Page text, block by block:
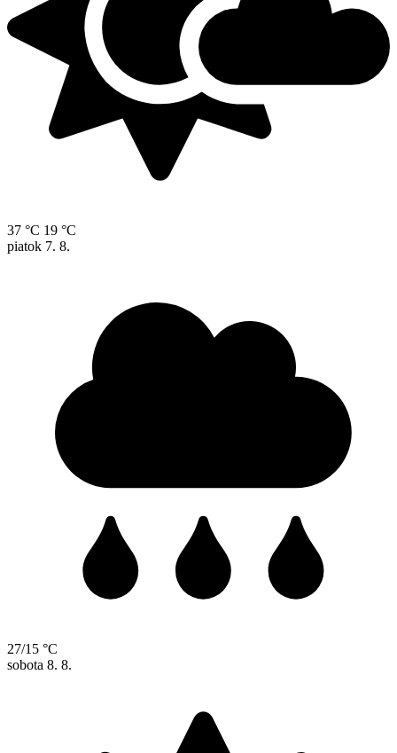
37 °C 19 °C
piatok 7. 8.
27/15 °C
sobota 8. 8.